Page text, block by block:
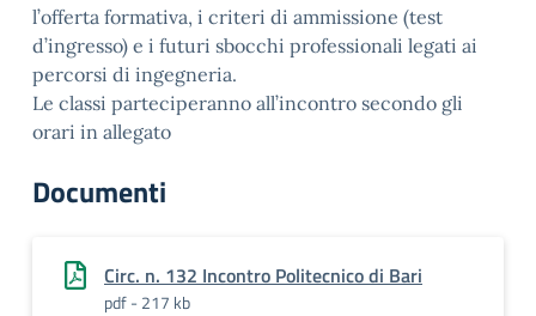
l’offerta formativa, i criteri di ammissione (test
d’ingresso) e i futuri sbocchi professionali legati ai
percorsi di ingegneria.
Le classi parteciperanno all’incontro secondo gli
orari in allegato
Documenti
Circ. n. 132 Incontro Politecnico di Bari
pdf - 217 kb